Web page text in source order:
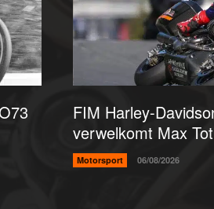
FIM Harley-
verwelkomt Max
Motorsport 06/08/2026